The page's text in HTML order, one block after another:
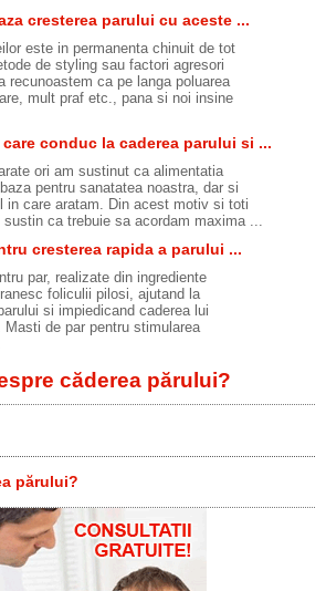
cresterea parului cu aceste ...
este in permanenta chinuit de tot
de styling sau factori agresori
recunoastem ca pe langa poluarea
mult praf etc., pana si noi insine
conduc la caderea parului si ...
ori am sustinut ca alimentatia
pentru sanatatea noastra, dar si
in care aratam. Din acest motiv si toti
ca trebuie sa acordam maxima ...
cresterea rapida a parului ...
par, realizate din ingrediente
foliculii pilosi, ajutand la
si impiedicand caderea lui
Masti de par pentru stimularea
căderea părului?
părului?